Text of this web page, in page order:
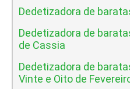
Dedetizadora de
Dedetizadora de
de Cassia
Dedetizadora de
Vinte e Oito de